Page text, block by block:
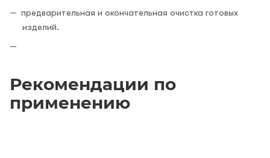
предварительная и окончательная очистка готовых
изделий.
Рекомендации по
применению